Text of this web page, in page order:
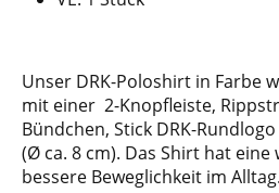
Unser DRK-Poloshirt in Farbe
mit einer 2-Knopfleiste,
Bündchen, Stick DRK-
(Ø ca. 8 cm). Das Shirt hat
bessere Beweglichkeit im Alltag.